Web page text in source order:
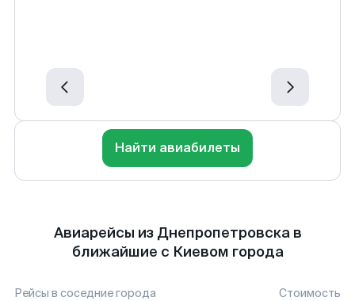
Найти авиабилеты
Авиарейсы из Днепропетровска в
ближайшие с Киевом города
Рейсы в соседние города Стоимость